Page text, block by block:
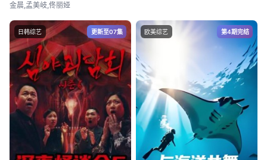
金晨,孟美岐,佟丽娅
日韩综艺 更新至07集 欧美综艺 第4期完结